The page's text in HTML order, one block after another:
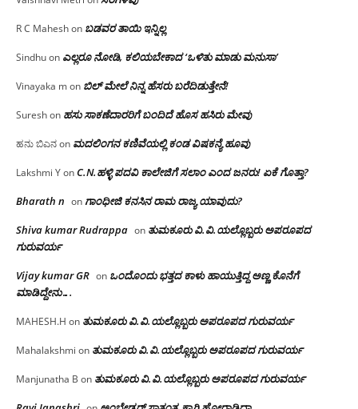
R C Maheshon ಬಡವರ ತಾಯಿ ಇನ್ನಿಲ್ಲ
Sindhuon ಎಲ್ಲರೂ ನೋಡಿ, ಕಲಿಯಬೇಕಾದ ‘ಒಳಿತು ಮಾಡು ಮನುಸಾ’
Vinayaka mon ಬಿಲ್ ಮೇಲೆ ನಿನ್ನ ಹೆಸರು ಬರೆದಿಡುತ್ತೇನೆ!
Sureshon ಹಸು ಸಾಕಣೆದಾರರಿಗೆ ಬಂದಿದೆ ಹೊಸ ಹಸಿರು ಮೇವು
ಹನು ಬಿಎನon ಮದಲಿಂಗನ ಕಣಿವೆಯಲ್ಲಿ ಕಂಡ ವಿಷಕನ್ಯೆ ಹೂವು
Lakshmi YonC.N.ಹಳ್ಳಿ ಪದವಿ ಕಾಲೇಜಿಗೆ ಸಲಾಂ‌ ಎಂದ ಜನರು! ಏಕೆ ಗೊತ್ತಾ?
Bharath n onಗಾಂಧೀಜಿ ಕನಸಿನ ರಾಮ ರಾಜ್ಯ ಯಾವುದು?
Shiva kumar Rudrappa on ತುಮಕೂರು‌ ವಿ.ವಿ.ಯಲ್ಲೊಬ್ಬರು ಅಪರೂಪದ
ಗುರುವರ್ಯ
Vijay kumar GR on ಒಂದೊಂದು ಭತ್ತದ ಕಾಳು ಹಾಯುತ್ತಿದ್ದ ಅಣ್ಣ ಕೊನೆಗೆ
ಮಾಡಿದ್ದೇನು….
MAHESH.H on ತುಮಕೂರು‌ ವಿ.ವಿ.ಯಲ್ಲೊಬ್ಬರು ಅಪರೂಪದ ಗುರುವರ್ಯ
Mahalakshmi on ತುಮಕೂರು‌ ವಿ.ವಿ.ಯಲ್ಲೊಬ್ಬರು ಅಪರೂಪದ ಗುರುವರ್ಯ
Manjunatha B on ತುಮಕೂರು‌ ವಿ.ವಿ.ಯಲ್ಲೊಬ್ಬರು ಅಪರೂಪದ ಗುರುವರ್ಯ